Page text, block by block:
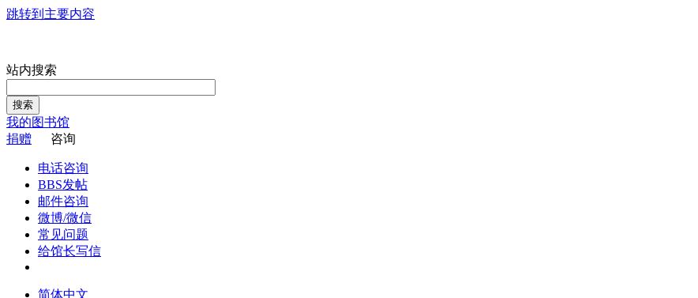
跳转到主要内容
站内搜索
搜索
我的图书馆
捐赠
咨询
电话咨询
BBS发帖
邮件咨询
微博/微信
常见问题
给馆长写信
简体中文